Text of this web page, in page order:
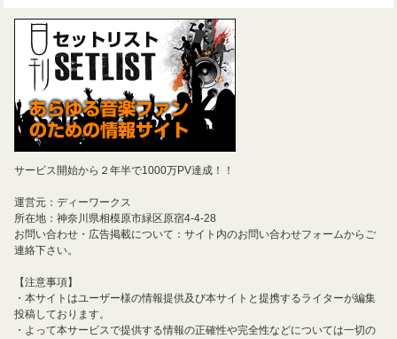
サービス開始から２年半で1000万PV達成！！
運営元：ディーワークス
所在地：神奈川県相模原市緑区原宿4-4-28
お問い合わせ・広告掲載について：サイト内のお問い合わせフォームからご
連絡下さい。
【注意事項】
・本サイトはユーザー様の情報提供及び本サイトと提携するライターが編集
投稿しております。
・よって本サービスで提供する情報の正確性や完全性などについては一切の